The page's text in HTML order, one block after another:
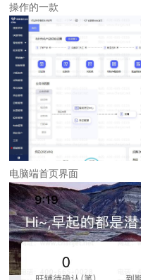
操作的一款
电脑端首页界面